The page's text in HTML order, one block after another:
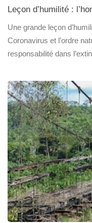
Leçon d’humilité :
Une grande leçon
Coronavirus et l’ordre
responsabilité dans